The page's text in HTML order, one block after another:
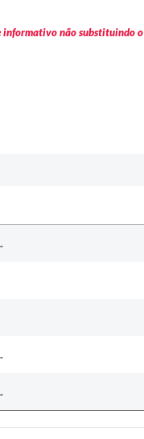
informativo não substituindo